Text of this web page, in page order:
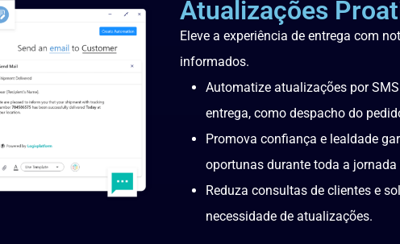
Atualizações
Eleve a experiência de entrega com
informados.
Automatize atualizações por
entrega, como despacho do
Promova confiança e lealdade
oportunas durante toda a jornada
Reduza consultas de clientes e
necessidade de atualizações.